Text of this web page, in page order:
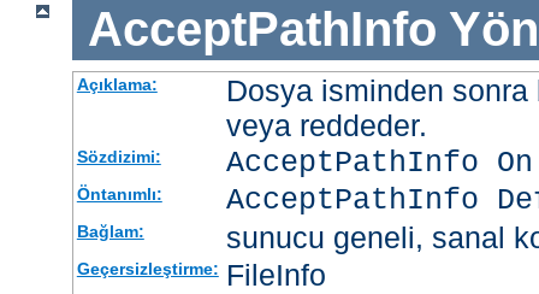
AcceptPathInfo
Açıklama:
Dosya isminden
veya reddeder.
Sözdizimi: AcceptPathInfo
Öntanımlı: AcceptPathInfo
Bağlam: sunucu geneli, sanal
Geçersizleştirme: FileInfo